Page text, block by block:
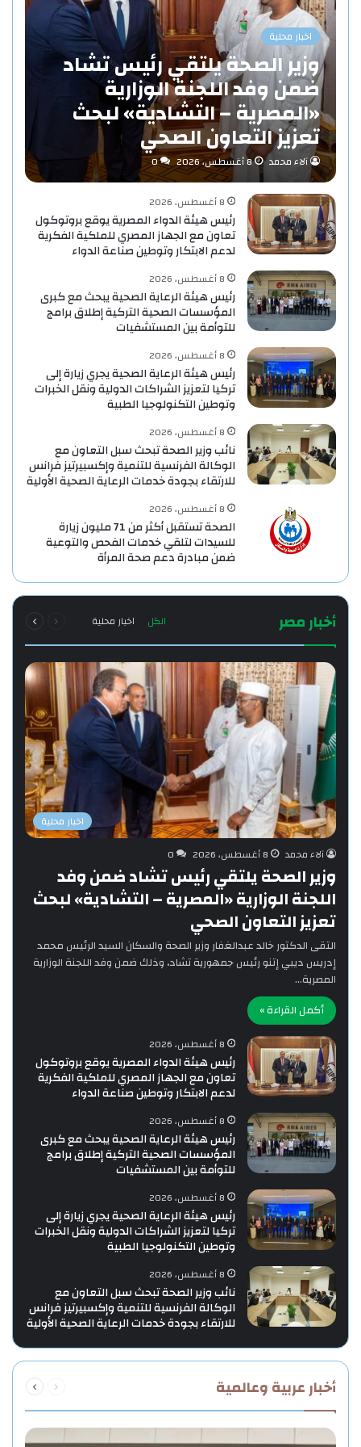
اخبار محلية
وزير الصحة يلتقي رئيس تشاد
ضمن وفد اللجنة الوزارية
«المصرية – التشادية» لبحث
تعزيز التعاون الصحي
آلاء محمد 8 أغسطس، 2026 0
8 أغسطس، 2026
رئيس هيئة الدواء المصرية يوقع بروتوكول
تعاون مع الجهاز المصري للملكية الفكرية
لدعم الابتكار وتوطين صناعة الدواء
8 أغسطس، 2026
رئيس هيئة الرعاية الصحية يبحث مع كبرى
المؤسسات الصحية التركية إطلاق برامج
للتوأمة بين المستشفيات
8 أغسطس، 2026
رئيس هيئة الرعاية الصحية يجري زيارة إلى
تركيا لتعزيز الشراكات الدولية ونقل الخبرات
وتوطين التكنولوجيا الطبية
8 أغسطس، 2026
نائب وزير الصحة تبحث سبل التعاون مع
الوكالة الفرنسية للتنمية وإكسبيرتيز فرانس
للارتقاء بجودة خدمات الرعاية الصحية الأولية
8 أغسطس، 2026
الصحة تستقبل أكثر من 71 مليون زيارة
للسيدات لتلقي خدمات الفحص والتوعية
ضمن مبادرة دعم صحة المرأة
أخبار مصر الكل اخبار محلية الصفحةالصفحة
اخبار محلية
آلاء محمد
8 أغسطس، 2026 0
وزير الصحة يلتقي رئيس تشاد ضمن وفد
اللجنة الوزارية «المصرية – التشادية» لبحث
تعزيز التعاون الصحي
التقى الدكتور خالد عبدالغفار وزير الصحة والسكان السيد الرئيس محمد
إدريس ديبي إتنو رئيس جمهورية تشاد، وذلك ضمن وفد اللجنة الوزارية
المصرية…
أكمل القراءة »
8 أغسطس، 2026
رئيس هيئة الدواء المصرية يوقع بروتوكول
تعاون مع الجهاز المصري للملكية الفكرية
لدعم الابتكار وتوطين صناعة الدواء
8 أغسطس، 2026
رئيس هيئة الرعاية الصحية يبحث مع كبرى
المؤسسات الصحية التركية إطلاق برامج
للتوأمة بين المستشفيات
8 أغسطس، 2026
رئيس هيئة الرعاية الصحية يجري زيارة إلى
تركيا لتعزيز الشراكات الدولية ونقل الخبرات
وتوطين التكنولوجيا الطبية
8 أغسطس، 2026
نائب وزير الصحة تبحث سبل التعاون مع
الوكالة الفرنسية للتنمية وإكسبيرتيز فرانس
للارتقاء بجودة خدمات الرعاية الصحية الأولية
أخبار عربية وعالمية الصفحةالصفحة